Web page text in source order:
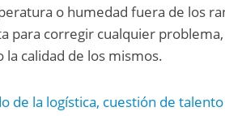
o humedad fuera de los
para corregir cualquier problema,
calidad de los mismos.
de la logística, cuestión de